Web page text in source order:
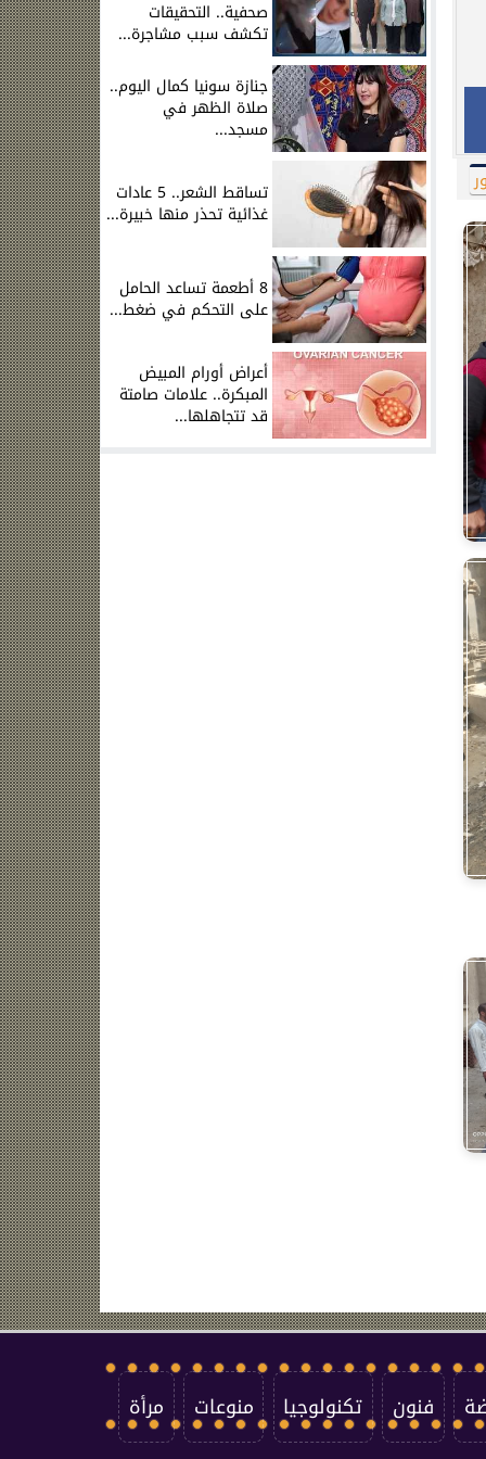
صحفية.. التحقيقات
تكشف سبب مشاجرة...
جنازة سونيا كمال اليوم..
صلاة الظهر في
مسجد...
تساقط الشعر.. 5 عادات
غذائية تحذر منها خبيرة...
8 أطعمة تساعد الحامل
على التحكم في ضغط...
أعراض أورام المبيض
المبكرة.. علامات صامتة
قد تتجاهلها...
فنون تكنولوجيا منوعات مرأة